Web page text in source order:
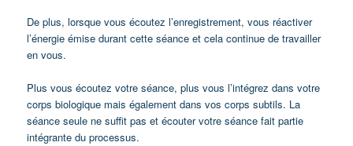
De plus, lorsque vous écoutez l’enregistrement, vous réactiver
l’énergie émise durant cette séance et cela continue de travailler
en vous.
Plus vous écoutez votre séance, plus vous l’intégrez dans votre
corps biologique mais également dans vos corps subtils. La
séance seule ne suffit pas et écouter votre séance fait partie
intégrante du processus.